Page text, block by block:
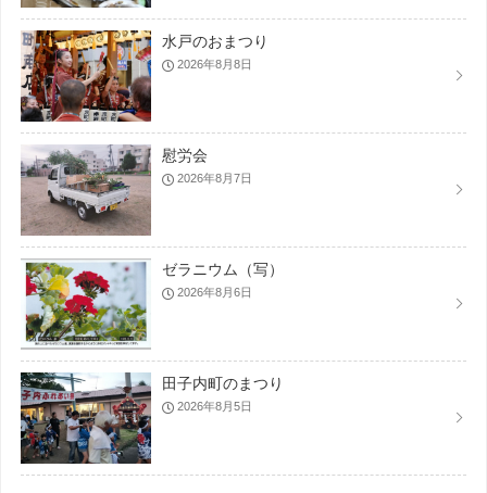
水戸のおまつり
2026年8月8日
慰労会
2026年8月7日
ゼラニウム（写）
2026年8月6日
田子内町のまつり
2026年8月5日